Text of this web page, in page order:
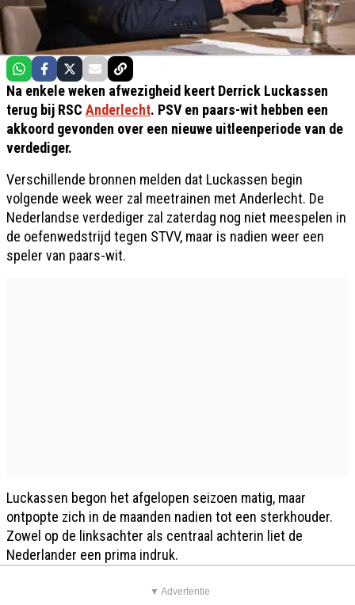
Na enkele weken afwezigheid keert Derrick Luckassen
terug bij RSC Anderlecht. PSV en paars-wit hebben een
akkoord gevonden over een nieuwe uitleenperiode van de
verdediger.
Verschillende bronnen melden dat Luckassen begin
volgende week weer zal meetrainen met Anderlecht. De
Nederlandse verdediger zal zaterdag nog niet meespelen in
de oefenwedstrijd tegen STVV, maar is nadien weer een
speler van paars-wit.
Luckassen begon het afgelopen seizoen matig, maar
ontpopte zich in de maanden nadien tot een sterkhouder.
Zowel op de linksachter als centraal achterin liet de
Nederlander een prima indruk.
▼ Advertentie